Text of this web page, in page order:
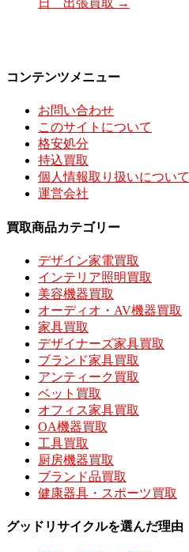
コンテンツメニュー
お問い合わせ
このサイトについて
格安処分
持込買取
個人情報取り扱いについて
運営会社
買取商品カテゴリー
デザイン家電買取
インテリア照明買取
美容機器買取
オーディオ・AV機器買取
家具買取
デザイナーズ家具買取
ブランド家具買取
アンティーク買取
ベット買取
オフィス家具買取
OA機器買取
工具買取
厨房機器買取
ブランド品買取
健康器具・スポーツ買取
グッドリサイクルを選んだ理由